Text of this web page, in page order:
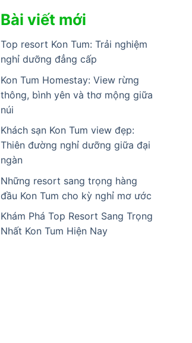
Bài viết mới
Top resort Kon Tum: Trải nghiệm
nghỉ dưỡng đẳng cấp
Kon Tum Homestay: View rừng
thông, bình yên và thơ mộng giữa
núi
Khách sạn Kon Tum view đẹp:
Thiên đường nghỉ dưỡng giữa đại
ngàn
Những resort sang trọng hàng
đầu Kon Tum cho kỳ nghỉ mơ ước
Khám Phá Top Resort Sang Trọng
Nhất Kon Tum Hiện Nay